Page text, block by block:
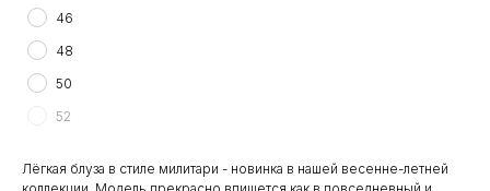
46
48
50
52
Лёгкая блуза в стиле милитари - новинка в нашей весенне-летней